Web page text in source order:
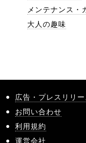
メンテナンス・
大人の趣味
広告・プレスリリ
お問い合わせ
利用規約
運営会社